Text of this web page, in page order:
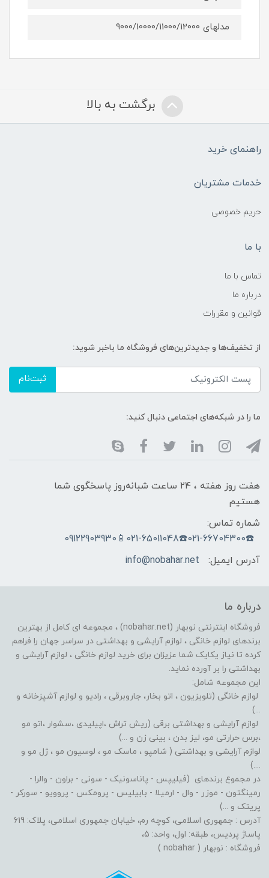
مدلهای 9000/10000/11000/12000
برگشت به بالا
راهنمای خرید
خدمات مشتریان
حریم خصوصی
با ما
تماس با ما
درباره ما
قوانین و مقررات
از تخفیف‌ها و جدیدترین‌های فروشگاه ما باخبر شوید:
ثبت‌نام
ما را در شبکه‌های اجتماعی دنبال کنید:
هفت روز هفته ، ۲۴ ساعت شبانه‌روز پاسخگوی شما
هستیم
شماره تماس:
☎️021-66704300☎️021-65011048📱09122903930
آدرس ایمیل:
info@nobahar.net
درباره ما
فروشگاه اینترنتی نوبهار (nobahar.net) ، مجموعه ای کامل از بهترین
برندهای لوازم خانگی ، لوازم آرایشی و بهداشتی در سراسر جهان را فراهم
کرده تا نیاز یکایک شما عزیزان برای خرید لوازم خانگی ، لوازم آرایشی و
بهداشتی را بر آورده نماید.
این مجموعه شامل:
لوازم خانگی (تلویزیون ، اتو بخار، جاروبرقی ، رادیو و لوازم آشپزخانه و
...)
لوازم آرایشی و بهداشتی برقی (ریش تراش ،اپیلیدی ،سشوار ،اتو مو
،برس حرارتی مو، لیز بدن ، بینی زن و ...)
لوازم آرایشی و بهداشتی ( شامپو ، ماسک مو ، لوسیون مو ، ژل مو و
....)
در مجموع برندهای (فیلیپس - پاناسونیک - سونی - براون - والرا -
رمینگتون - موزر - وال - ارمیلا - بابیلیس - پرومکس - پروویو - سورکر -
پریتک و ...)
آدرس : جمهوری اسلامی، کوچه رم، خیابان جمهوری اسلامی، پلاک: 619
پاساژ پردیس، طبقه: اول، واحد: 5،
فروشگاه : نوبهار ( nobahar )